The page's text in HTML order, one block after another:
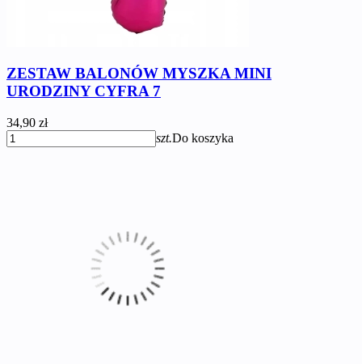
ZESTAW BALONÓW MYSZKA MINI
URODZINY CYFRA 7
34,90 zł
szt.Do koszyka